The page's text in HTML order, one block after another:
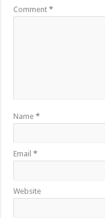
Comment*
Name*
Email*
Website